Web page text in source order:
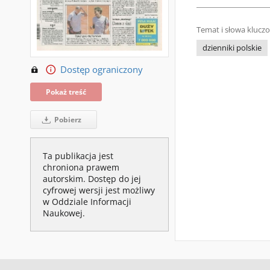
Dostęp ograniczony
Pokaż treść
Pobierz
Ta publikacja jest
chroniona prawem
autorskim. Dostęp do jej
cyfrowej wersji jest możliwy
w Oddziale Informacji
Naukowej.
Temat i słowa
dzienniki polskie